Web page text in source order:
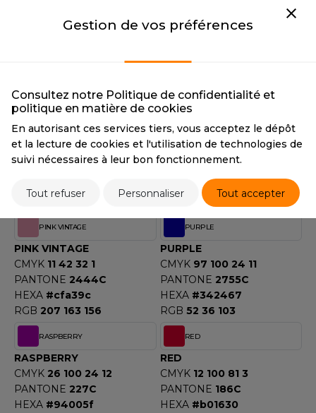
TEXTILE
LEWIS
ATHLETIC®
ATHLETIC® COLLECTION
ETIQUETTE
CLOTHING
DENIM
LAVENDER
RGB 180 162 204
NAVY
PANTONE
RGB 25 46 60
ORANGE
ORANGE
CMYK 0 64 95 0
RGB 237 118 0
PINK
CMYK 5 21 4 0
#e8d4e1
RGB
232 212 225
PINK VINTAGE
PINK VINTAGE
CMYK 11 42 32 1
PANTONE 2444C
HEXA #cfa39c
RGB 207 163 156
PURPLE
PURPLE
CMYK 97 100 24 11
PANTONE 2755C
HEXA #342467
RGB 52 36 103
RASPBERRY
RASPBERRY
CMYK 26 100 24 12
PANTONE 227C
HEXA #94005f
RED
RED
CMYK 12 100 81 3
PANTONE 186C
HEXA #b01630
Gestion de vos préférences
Consultez notre Politique de confidentialité et
politique en matière de cookies
En autorisant ces services tiers, vous acceptez le dépôt
et la lecture de cookies et l'utilisation de technologies de
suivi nécessaires à leur bon fonctionnement.
Tout refuser Personnaliser Tout accepter